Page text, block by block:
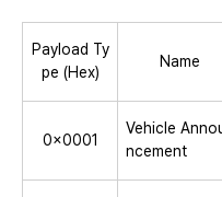
Payload Ty
pe (Hex)
Name
0x0001
Vehicle
ncement